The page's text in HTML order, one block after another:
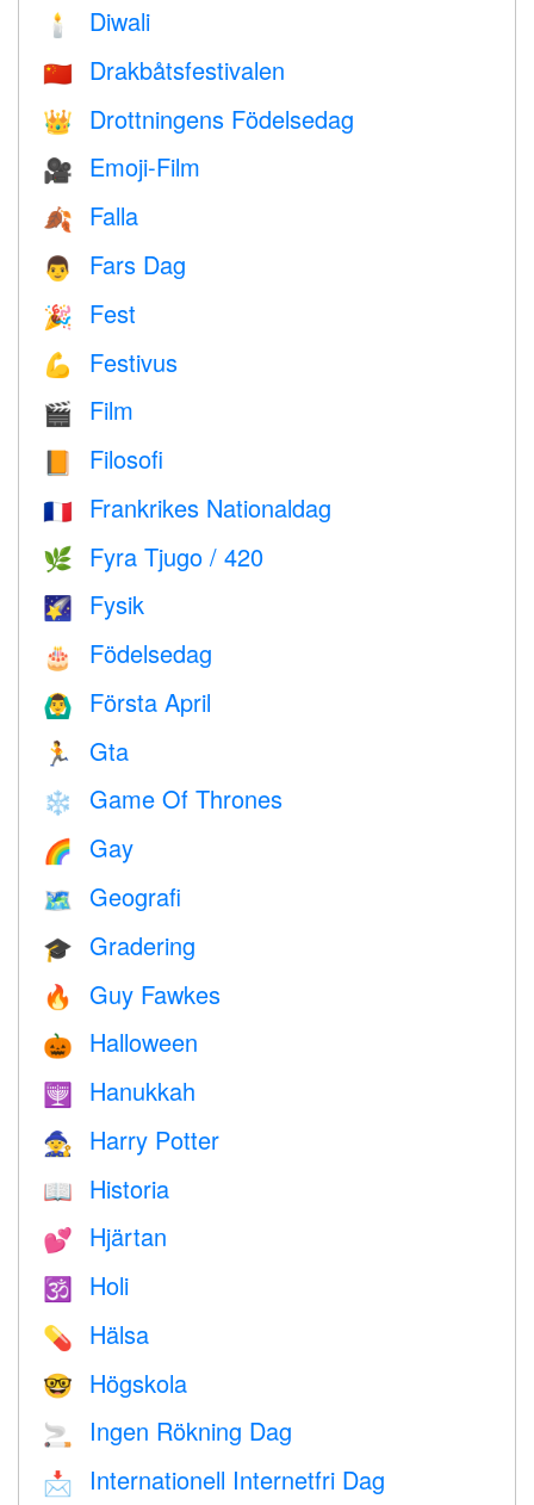
🕯 Diwali
🇨🇳 Drakbåtsfestivalen
👑 Drottningens Födelsedag
🎥 Emoji-Film
🍂 Falla
👨 Fars Dag
🎉 Fest
💪 Festivus
🎬 Film
📙 Filosofi
🇫🇷 Frankrikes Nationaldag
🌿 Fyra Tjugo / 420
🌠 Fysik
🎂 Födelsedag
🙆‍♂️ Första April
🏃 Gta
❄️ Game Of Thrones
🌈 Gay
🗺 Geografi
🎓 Gradering
🔥 Guy Fawkes
🎃 Halloween
🕎 Hanukkah
🧙 Harry Potter
📖 Historia
💕 Hjärtan
🕉 Holi
💊 Hälsa
🤓 Högskola
🚬 Ingen Rökning Dag
📩 Internationell Internetfri Dag